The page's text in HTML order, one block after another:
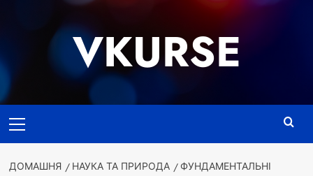
VKURSE
меню
ДОМАШНЯ НАУКА ТА ПРИРОДА
ФУНДАМЕНТАЛЬНІ